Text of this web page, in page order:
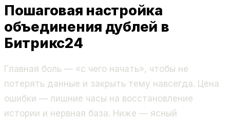
Пошаговая настройка
объединения дублей в
Битрикс24
Главная боль — «с чего начать», чтобы не
потерять данные и закрыть тему навсегда. Цена
ошибки — лишние часы на восстановление
истории и нервная база. Ниже — ясный